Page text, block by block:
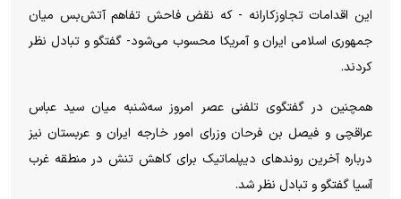
این اقدامات تجاوزکارانه - که نقض فاحش تفاهم آتش‌بس میان
جمهوری اسلامی ایران و آمریکا محسوب می‌شود- گفتگو و تبادل نظر
کردند.
همچنین در گفتگوی تلفنی عصر امروز سه‌شنبه میان سید عباس
عراقچی و فیصل بن فرحان وزرای امور خارجه ایران و عربستان نیز
درباره آخرین روندهای دیپلماتیک برای کاهش تنش در منطقه غرب
آسیا گفتگو و تبادل نظر شد.